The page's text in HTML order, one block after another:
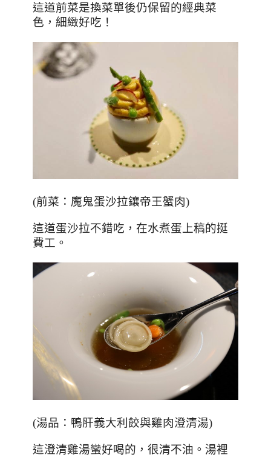
這道前菜是換菜單後仍保留的經典菜
色，細緻好吃！
(前菜：魔鬼蛋沙拉鑲帝王蟹肉)
這道蛋沙拉不錯吃，在水煮蛋上稿的挺
費工。
(湯品：鴨肝義大利餃與雞肉澄清湯)
這澄清雞湯蠻好喝的，很清不油。湯裡